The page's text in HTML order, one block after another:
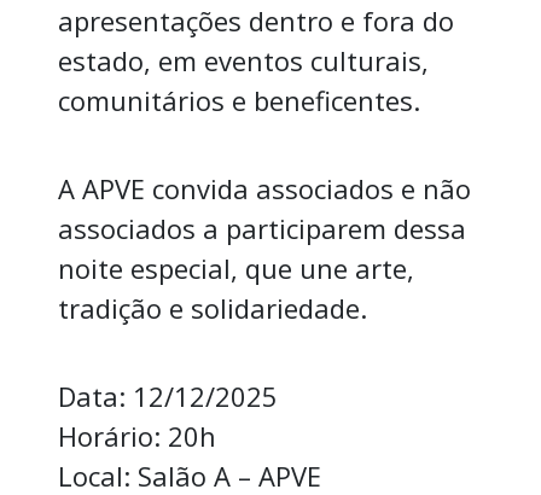
apresentações dentro e fora do
estado, em eventos culturais,
comunitários e beneficentes.
A APVE convida associados e não
associados a participarem dessa
noite especial, que une arte,
tradição e solidariedade.
Data: 12/12/2025
Horário: 20h
Local: Salão A – APVE